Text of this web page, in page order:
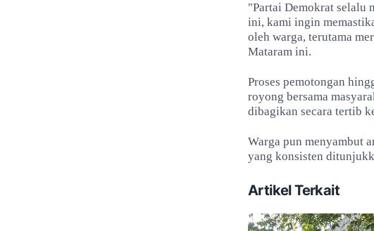
"Partai Demokrat selalu
ini, kami ingin
oleh warga, terutama
Mataram ini.
Proses pemotongan
royong bersama
dibagikan secara tertib
Warga pun menyambut
yang konsisten
Artikel Terkait